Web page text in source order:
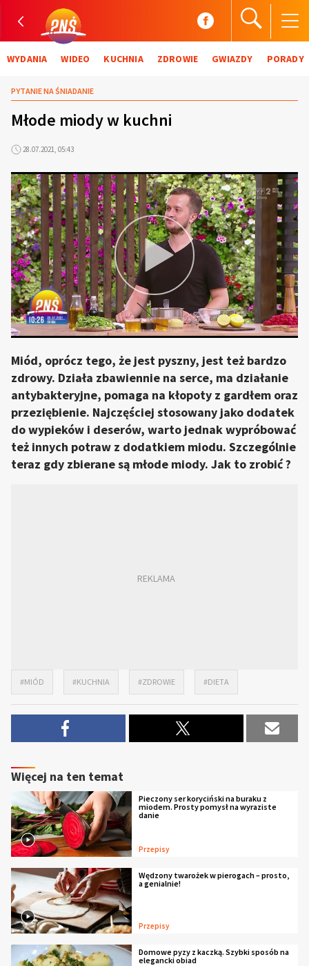
WYDANIA WIDEO KUCHNIA ZDROWIE GWIAZDY PORADY
PYTANIE NA ŚNIADANIE
Młode miody w kuchni
28.07.2021, 05:43
Miód, oprócz tego, że jest pyszny, jest też bardzo
zdrowy. Działa zbawiennie na serce, ma działanie
antybakteryjne, pomaga na kłopoty z gardłem oraz
przeziębienie. Najczęściej stosowany jako dodatek
do wypieków i deserów, warto jednak wypróbować
też innych potraw z dodatkiem miodu. Szczególnie
teraz gdy zbierane są młode miody. Jak to zrobić ?
#MIÓD #KUCHNIA #ZDROWIE #DIETA
Więcej na ten temat
Pieczony ser koryciński na buraku z
miodem. Prosty pomysł na wyraziste
danie
Przepisy
Wędzony twarożek w pierogach – prosto,
a genialnie!
Przepisy
Domowe pyzy z kaczką. Szybki sposób na
elegancki obiad